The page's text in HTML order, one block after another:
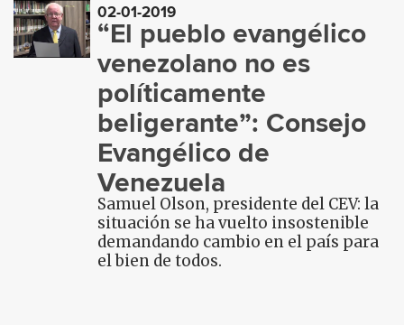
02-01-2019
“El pueblo evangélico
venezolano no es
políticamente
beligerante”: Consejo
Evangélico de
Venezuela
Samuel Olson, presidente del CEV: la
situación se ha vuelto insostenible
demandando cambio en el país para
el bien de todos.